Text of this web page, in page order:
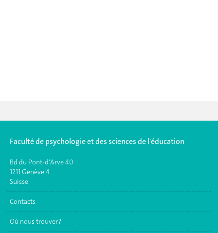
Faculté de psychologie et des sciences de l'éducation
Bd du Pont-d'Arve 40
1211 Genève 4
Suisse
Contacts
Où nous trouver ?